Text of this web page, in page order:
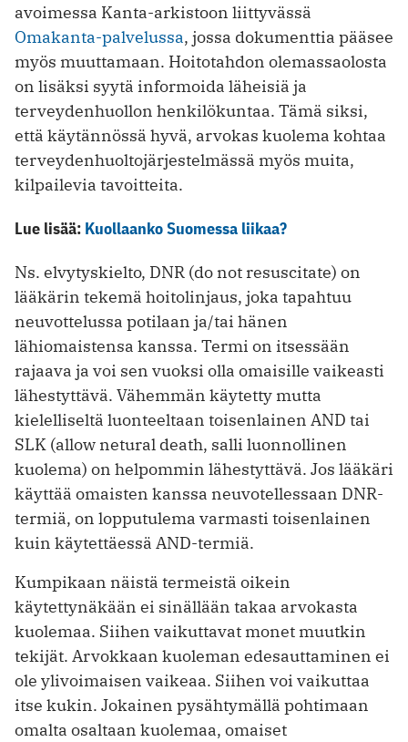
avoimessa Kanta-arkistoon liittyvässä
Omakanta-palvelussa, jossa dokumenttia pääsee
myös muuttamaan. Hoitotahdon olemassaolosta
on lisäksi syytä informoida läheisiä ja
terveydenhuollon henkilökuntaa. Tämä siksi,
että käytännössä hyvä, arvokas kuolema kohtaa
terveydenhuoltojärjestelmässä myös muita,
kilpailevia tavoitteita.
Lue lisää: Kuollaanko Suomessa liikaa?
Ns. elvytyskielto, DNR (do not resuscitate) on
lääkärin tekemä hoitolinjaus, joka tapahtuu
neuvottelussa potilaan ja/tai hänen
lähiomaistensa kanssa. Termi on itsessään
rajaava ja voi sen vuoksi olla omaisille vaikeasti
lähestyttävä. Vähemmän käytetty mutta
kielelliseltä luonteeltaan toisenlainen AND tai
SLK (allow netural death, salli luonnollinen
kuolema) on helpommin lähestyttävä. Jos lääkäri
käyttää omaisten kanssa neuvotellessaan DNR-
termiä, on lopputulema varmasti toisenlainen
kuin käytettäessä AND-termiä.
Kumpikaan näistä termeistä oikein
käytettynäkään ei sinällään takaa arvokasta
kuolemaa. Siihen vaikuttavat monet muutkin
tekijät. Arvokkaan kuoleman edesauttaminen ei
ole ylivoimaisen vaikeaa. Siihen voi vaikuttaa
itse kukin. Jokainen pysähtymällä pohtimaan
omalta osaltaan kuolemaa, omaiset